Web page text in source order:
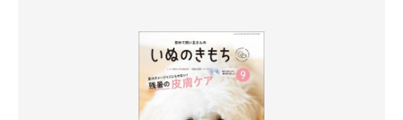
関連記事:
“ニオイ戻り”しない犬のシャンプー＆ドライの